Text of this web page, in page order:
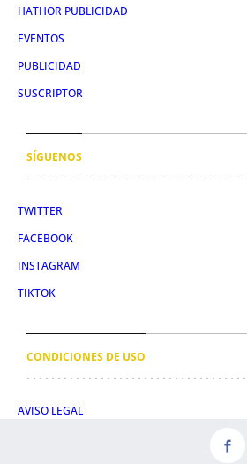
HATHOR PUBLICIDAD
EVENTOS
PUBLICIDAD
SUSCRIPTOR
SÍGUENOS
TWITTER
FACEBOOK
INSTAGRAM
TIKTOK
CONDICIONES DE USO
AVISO LEGAL